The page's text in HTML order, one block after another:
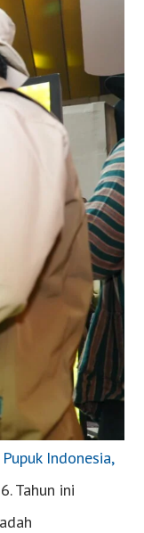
Pupuk Indonesia,
Tahun ini